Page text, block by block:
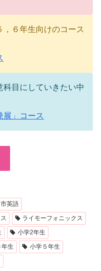
６年生向けのコース
目にしていきたい中
展」コース
英語
ライモーフォニックス
小学2年生
年生
小学５年生